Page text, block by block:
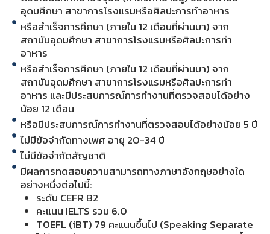
อุดมศึกษา สาขาการโรงแรมหรือศิลปะการทำอาหาร
หรือสำเร็จการศึกษา (ภายใน 12 เดือนที่ผ่านมา) จาก
สถาบันอุดมศึกษา สาขาการโรงแรมหรือศิลปะการทำ
อาหาร
หรือสำเร็จการศึกษา (ภายใน 12 เดือนที่ผ่านมา) จาก
สถาบันอุดมศึกษา สาขาการโรงแรมหรือศิลปะการทำ
อาหาร และมีประสบการณ์การทำงานที่ตรวจสอบได้อย่าง
น้อย 12 เดือน
หรือมีประสบการณ์การทำงานที่ตรวจสอบได้อย่างน้อย 5 ปี
ไม่มีข้อจำกัดทางเพศ อายุ 20-34 ปี
ไม่มีข้อจำกัดสัญชาติ
มีผลการทดสอบความสามารถทางภาษาอังกฤษอย่างใด
อย่างหนึ่งต่อไปนี้:
ระดับ CEFR B2
คะแนน IELTS รวม 6.0
TOEFL (iBT) 79 คะแนนขึ้นไป (Speaking Separate